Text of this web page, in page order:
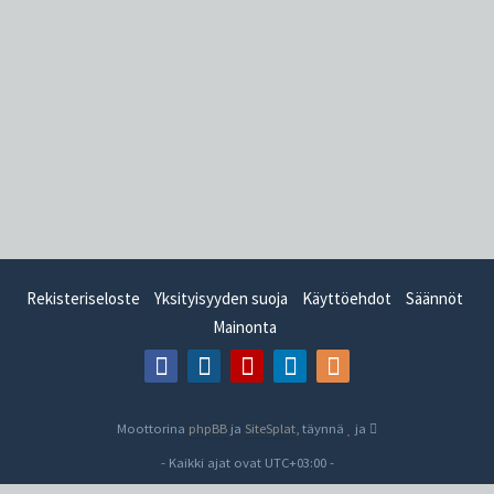
Rekisteriseloste Yksityisyyden suoja Käyttöehdot
Säännöt
Mainonta
Moottorina phpBB ja SiteSplat , täynnä
ja
- Kaikki ajat ovat UTC+03:00-